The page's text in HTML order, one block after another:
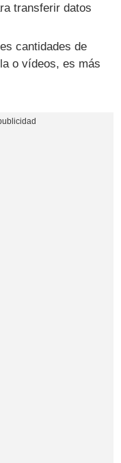
transferir datos
cantidades de
o vídeos, es más